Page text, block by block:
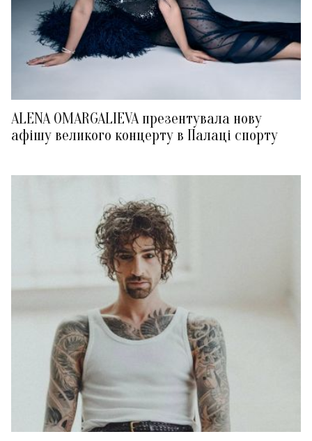
ALENA OMARGALIEVA презентувала нову
афішу великого концерту в Палаці спорту